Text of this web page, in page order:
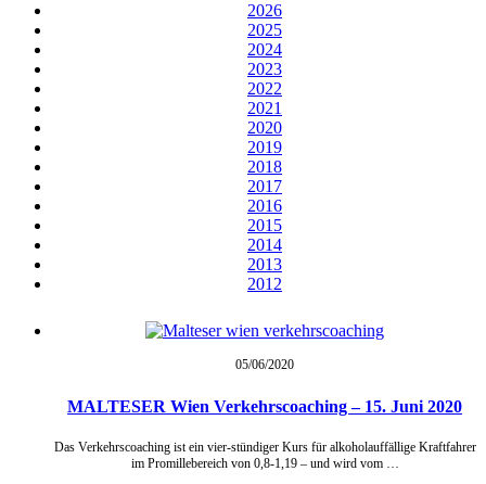
2026
2025
2024
2023
2022
2021
2020
2019
2018
2017
2016
2015
2014
2013
2012
05/06/2020
MALTESER Wien Verkehrscoaching – 15. Juni 2020
Das Verkehrscoaching ist ein vier-stündiger Kurs für alkoholauffällige Kraftfahrer
im Promillebereich von 0,8-1,19 – und wird vom …